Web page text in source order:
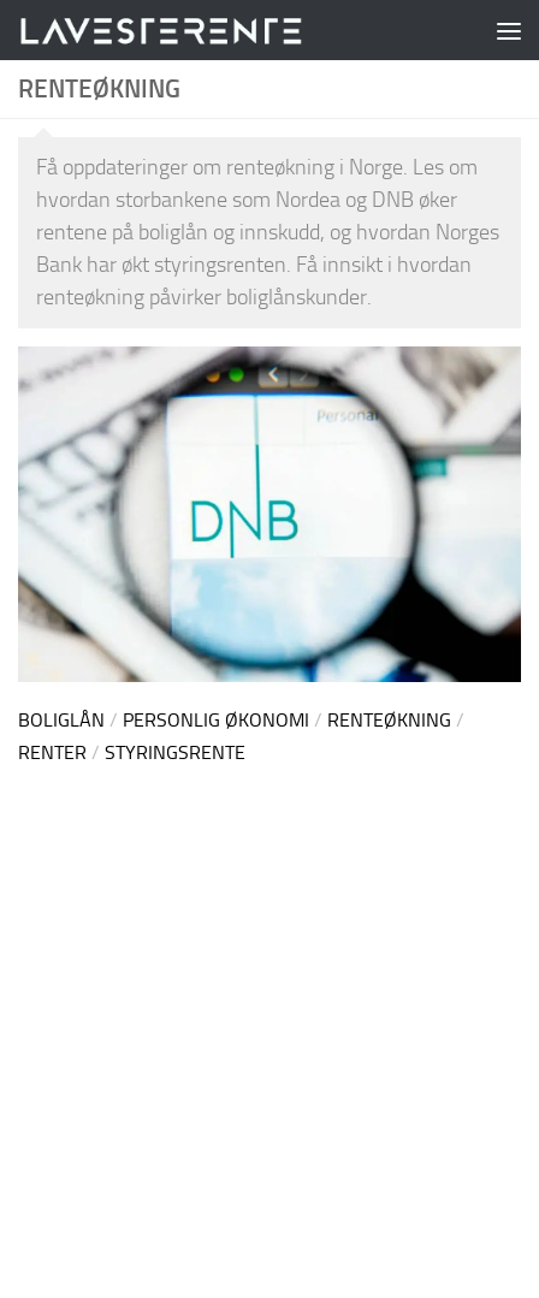
Skip to content
RENTEØKNING
Få oppdateringer om renteøkning i Norge. Les om
hvordan storbankene som Nordea og DNB øker
rentene på boliglån og innskudd, og hvordan Norges
Bank har økt styringsrenten. Få innsikt i hvordan
renteøkning påvirker boliglånskunder.
BOLIGLÅN / PERSONLIG ØKONOMI / RENTEØKNING /
RENTER / STYRINGSRENTE